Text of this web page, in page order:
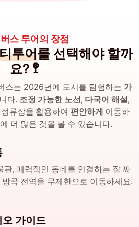
스 투어의 장점
투어를 선택해야 할까
요? 🚏
스는 2026년에 도시를 탐험하는 가
다. 조정 가능한 노선, 다국어 해설,
류장을 활용하여 편안하게 이동하
더 많은 것을 볼 수 있습니다.
관, 매력적인 동네를 연결하는 잘 짜
콕 전역을 무제한으로 이동하세요.
가이드